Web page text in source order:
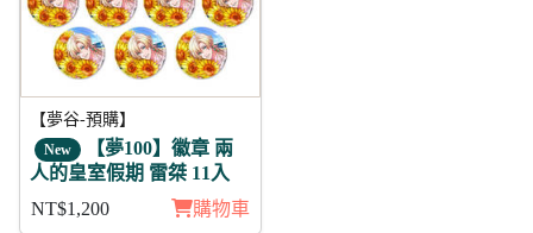
【夢谷-預購】
New 【夢100】徽章 兩
人的皇室假期 雷桀 11入
NT$1,200
購物車